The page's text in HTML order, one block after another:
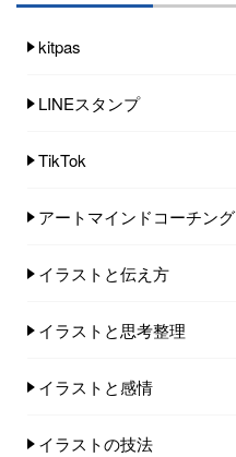
kitpas
LINEスタンプ
TikTok
アートマインドコーチング
イラストと伝え方
イラストと思考整理
イラストと感情
イラストの技法